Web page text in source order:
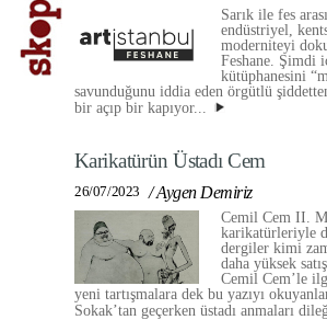
Sarık ile fes
endüstriyel,
moderniteyi
Feshane. Şimdi
kütüphanesini
savunduğunu iddia eden örgütlü
bir açıp bir kapıyor...
Karikatürün Üstadı Cem
26/07/2023 /Aygen Demiriz
Cemil Cem II.
karikatürleriyle
dergiler kimi
daha yüksek
Cemil Cem’le
yeni tartışmalara dek bu yazıyı
Sokak’tan geçerken üstadı anmaları